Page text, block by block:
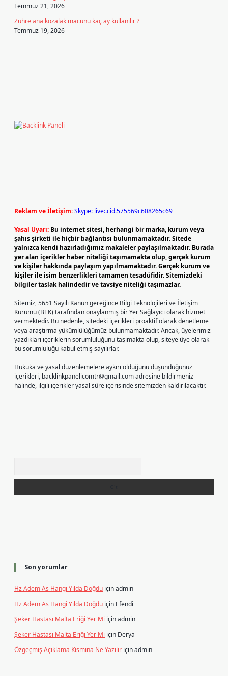
Temmuz 21, 2026
Zühre ana kozalak macunu kaç ay kullanılır ?
Temmuz 19, 2026
Reklam ve İletişim:Skype: live:.cid.575569c608265c69
Yasal Uyarı: Bu internet sitesi, herhangi bir marka, kurum veya
şahıs şirketi ile hiçbir bağlantısı bulunmamaktadır. Sitede
yalnızca kendi hazırladığımız makaleler paylaşılmaktadır. Burada
yer alan içerikler haber niteliği taşımamakta olup, gerçek kurum
ve kişiler hakkında paylaşım yapılmamaktadır. Gerçek kurum ve
kişiler ile isim benzerlikleri tamamen tesadüfidir. Sitemizdeki
bilgiler taslak halindedir ve tavsiye niteliği taşımazlar.
Sitemiz, 5651 Sayılı Kanun gereğince Bilgi Teknolojileri ve İletişim
Kurumu (BTK) tarafından onaylanmış bir Yer Sağlayıcı olarak hizmet
vermektedir. Bu nedenle, sitedeki içerikleri proaktif olarak denetleme
veya araştırma yükümlülüğümüz bulunmamaktadır. Ancak, üyelerimiz
yazdıkları içeriklerin sorumluluğunu taşımakta olup, siteye üye olarak
bu sorumluluğu kabul etmiş sayılırlar.
Hukuka ve yasal düzenlemelere aykırı olduğunu düşündüğünüz
içerikleri, backlinkpanelicomtr@gmail.comadresine bildirmeniz
halinde, ilgili içerikler yasal süre içerisinde sitemizden kaldırılacaktır.
Son yorumlar
Hz Adem As Hangi Yılda Doğdu içinadmin
Hz Adem As Hangi Yılda Doğdu için Efendi
Şeker Hastası Malta Eriği Yer Mi içinadmin
Şeker Hastası Malta Eriği Yer Mi için Derya
Özgeçmiş Açıklama Kısmına Ne Yazılır içinadmin